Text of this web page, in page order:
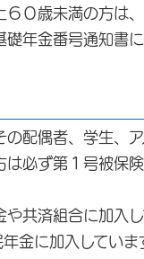
０歳未満の方は、
年金番号通知書に
配偶者、学生、ア
必ず第１号被保
共済組合に加入し
金に加入していま